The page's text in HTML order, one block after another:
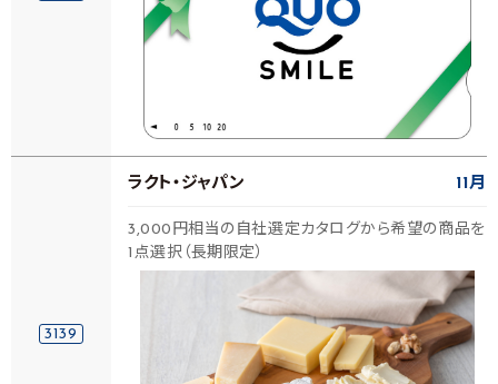
3139
ラクト・ジャパン 11月
3,000円相当の自社選定カタログから希望の商品を
1点選択（長期限定）